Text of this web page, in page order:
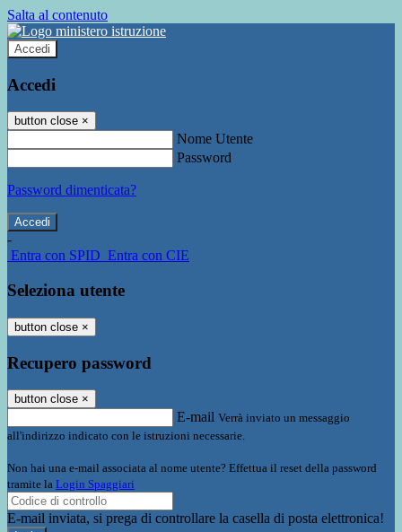
Salta al contenuto
Accedi
Accedi
button close ×
Nome Utente
Password
Password dimenticata?
-
Entra con SPID Entra con CIE
Seleziona utente
button close ×
Recupero password
button close ×
E-mail Verrà inviato un messaggio
all'indirizzo indicato con le istruzioni necessarie.
Non hai una e-mail associata al nome utente? Effettua il reset della password
tramite la Login Spaggiari
E-mail inviata, si prega di controllare la casella di posta elettronica!